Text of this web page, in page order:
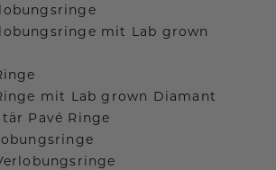
mit Lab grown
mit Lab grown Diamant
Pavé Ringe